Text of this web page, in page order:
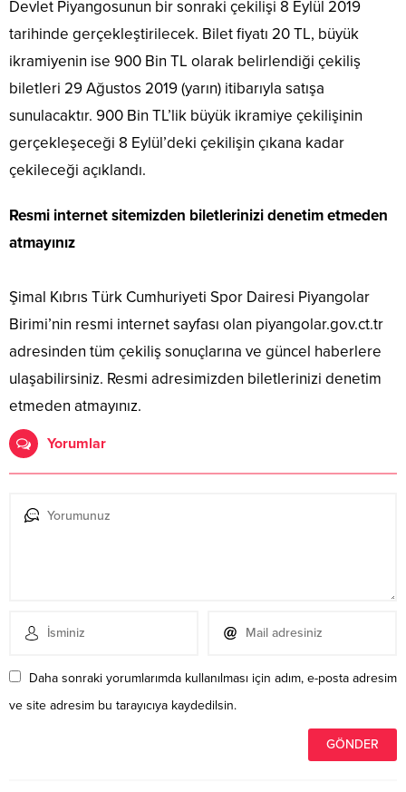
Devlet Piyangosunun bir sonraki çekilişi 8 Eylül 2019
tarihinde gerçekleştirilecek. Bilet fiyatı 20 TL, büyük
ikramiyenin ise 900 Bin TL olarak belirlendiği çekiliş
biletleri 29 Ağustos 2019 (yarın) itibarıyla satışa
sunulacaktır. 900 Bin TL’lik büyük ikramiye çekilişinin
gerçekleşeceği 8 Eylül’deki çekilişin çıkana kadar
çekileceği açıklandı.
Resmi internet sitemizden biletlerinizi denetim etmeden
atmayınız
Şimal Kıbrıs Türk Cumhuriyeti Spor Dairesi Piyangolar
Birimi’nin resmi internet sayfası olan piyangolar.gov.ct.tr
adresinden tüm çekiliş sonuçlarına ve güncel haberlere
ulaşabilirsiniz. Resmi adresimizden biletlerinizi denetim
etmeden atmayınız.
Yorumlar
Daha sonraki yorumlarımda kullanılması için adım, e-posta adresim
ve site adresim bu tarayıcıya kaydedilsin.